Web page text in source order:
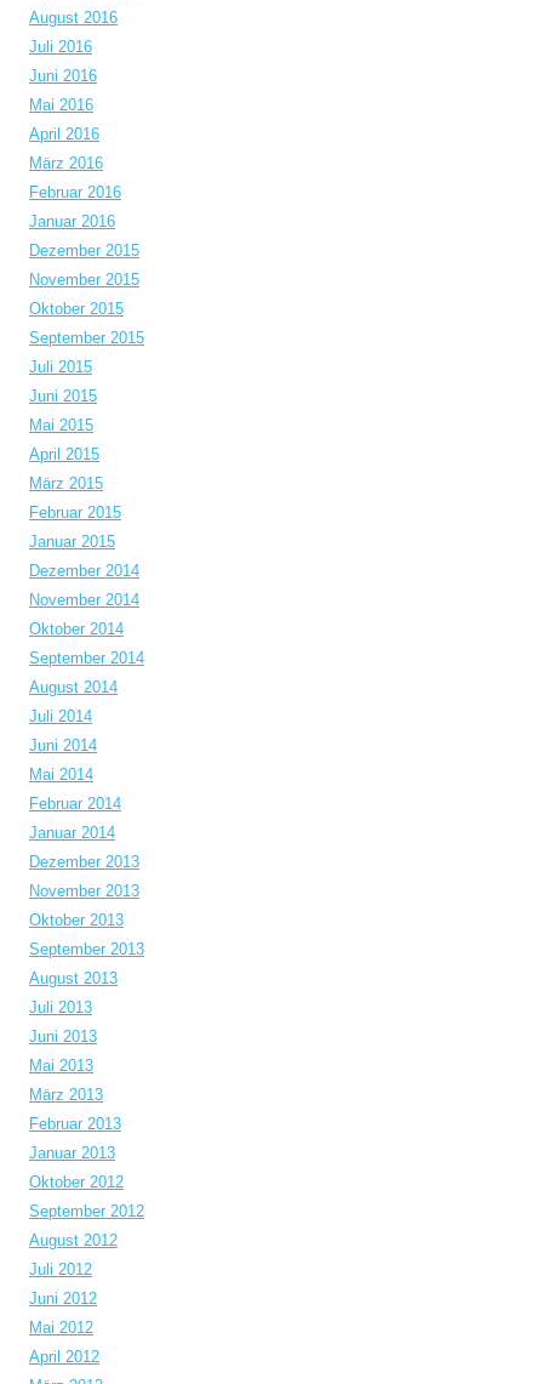
August 2016
Juli 2016
Juni 2016
Mai 2016
April 2016
März 2016
Februar 2016
Januar 2016
Dezember 2015
November 2015
Oktober 2015
September 2015
Juli 2015
Juni 2015
Mai 2015
April 2015
März 2015
Februar 2015
Januar 2015
Dezember 2014
November 2014
Oktober 2014
September 2014
August 2014
Juli 2014
Juni 2014
Mai 2014
Februar 2014
Januar 2014
Dezember 2013
November 2013
Oktober 2013
September 2013
August 2013
Juli 2013
Juni 2013
Mai 2013
März 2013
Februar 2013
Januar 2013
Oktober 2012
September 2012
August 2012
Juli 2012
Juni 2012
Mai 2012
April 2012